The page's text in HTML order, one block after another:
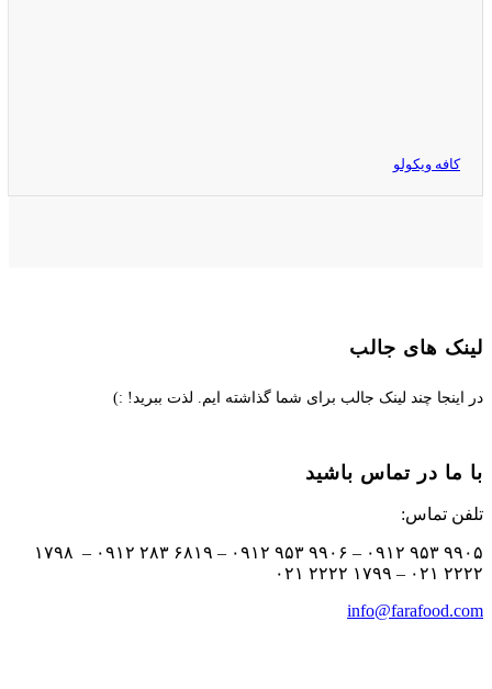
کافه ویکولو
لینک های جالب
در اینجا چند لینک جالب برای شما گذاشته ایم. لذت ببرید! :)
با ما در تماس باشید
تلفن تماس:
۹۹۰۵ ۹۵۳ ۰۹۱۲ – ۹۹۰۶ ۹۵۳ ۰۹۱۲ – ۶۸۱۹ ۲۸۳ ۰۹۱۲ – ۱۷۹۸
۲۲۲۲ ۰۲۱ – ۱۷۹۹ ۲۲۲۲ ۰۲۱
info@farafood.com